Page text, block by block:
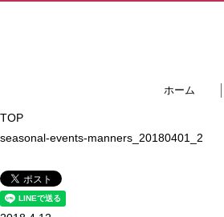
ホーム
TOP
seasonal-events-manners_20180401_2